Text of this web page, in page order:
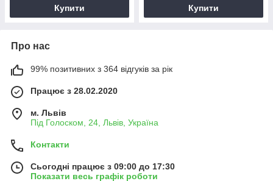
Купити Купити
Про нас
99% позитивних з 364 відгуків за рік
Працює з 28.02.2020
м. Львів
Під Голоском, 24, Львів, Україна
Контакти
Сьогодні працює з 09:00 до 17:30
Показати весь графік роботи